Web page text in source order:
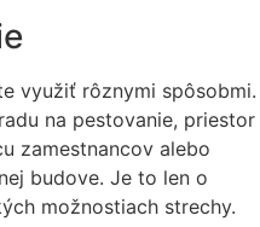
využiť rôznymi spôsobmi.
na pestovanie, priestor
zamestnancov alebo
budove. Je to len o
možnostiach strechy.